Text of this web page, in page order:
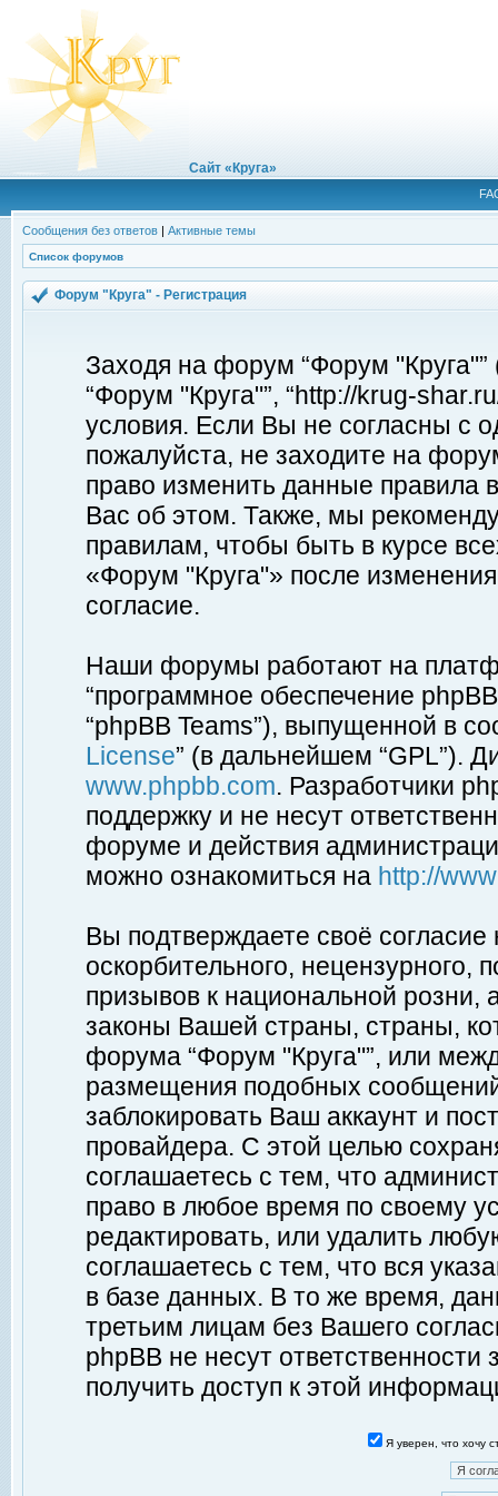
Сайт «Круга»
Сообщения без ответов | Активные темы
Список форумов
Форум "Круга" - Регистрация
Заходя на форум “Форум
“Форум "Круга"”, “http://krug-
условия. Если Вы не согласны с
пожалуйста, не заходите на
право изменить данные правила
Вас об этом. Также, мы
правилам, чтобы быть в курсе
«Форум "Круга"» после
согласие.
Наши форумы работают на
“программное обеспечение
“phpBB Teams”), выпущенной в
License” (в дальнейшем “GPL”).
www.phpbb.com. Разработчики
поддержку и не несут
форуме и действия
можно ознакомиться на http://
Вы подтверждаете своё
оскорбительного, нецензурного,
призывов к национальной
законы Вашей страны, страны,
форума “Форум "Круга"”, или
размещения подобных
заблокировать Ваш аккаунт и
провайдера. С этой целью
соглашаетесь с тем, что
право в любое время по своему
редактировать, или удалить
соглашаетесь с тем, что вся
в базе данных. В то же время,
третьим лицам без Вашего
phpBB не несут ответственности
получить доступ к этой
Я уверен, что хочу